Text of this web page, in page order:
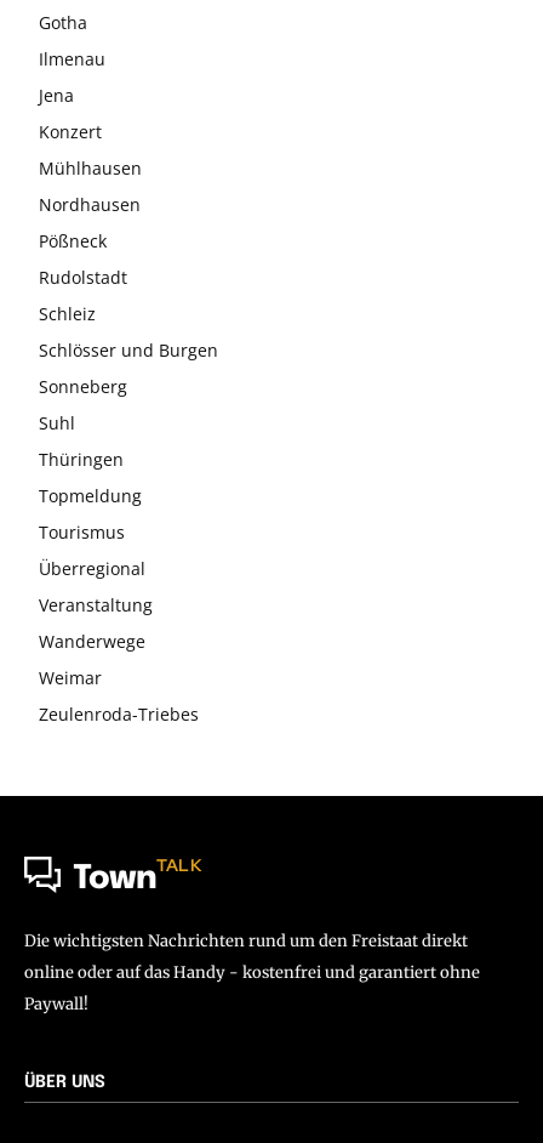
Gotha
Ilmenau
Jena
Konzert
Mühlhausen
Nordhausen
Pößneck
Rudolstadt
Schleiz
Schlösser und Burgen
Sonneberg
Suhl
Thüringen
Topmeldung
Tourismus
Überregional
Veranstaltung
Wanderwege
Weimar
Zeulenroda-Triebes
TownTALK
Die wichtigsten Nachrichten rund um den Freistaat direkt
online oder auf das Handy - kostenfrei und garantiert ohne
Paywall!
ÜBER UNS